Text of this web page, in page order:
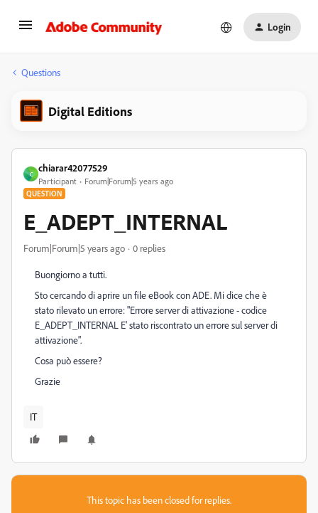
Login
Questions
Digital Editions
C
chiarar42077529
Participant Forum|Forum|5 years ago
QUESTION
E_ADEPT_INTERNAL
Forum|Forum|5 years ago 0 replies
Buongiorno a tutti.
Sto cercando di aprire un file eBook con ADE. Mi dice che è
stato rilevato un errore: "Errore server di attivazione - codice
E_ADEPT_INTERNAL E' stato riscontrato un errore sul server di
attivazione".
Cosa può essere?
Grazie
IT
This topic has been closed for replies.